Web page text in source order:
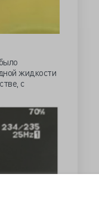
жидкости
с